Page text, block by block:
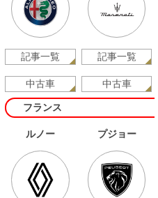
記事一覧
中古車
記事一覧
中古車
フランス
ルノー プジョー